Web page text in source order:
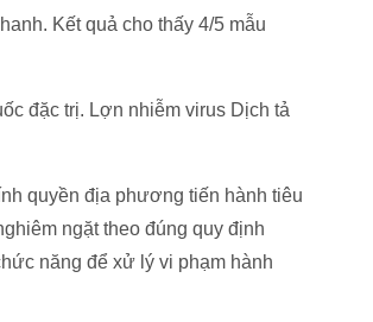
Kết quả cho thấy 4/5 mẫu
đặc trị. Lợn nhiễm virus Dịch tả
quyền địa phương tiến hành tiêu
ngặt theo đúng quy định
năng để xử lý vi phạm hành